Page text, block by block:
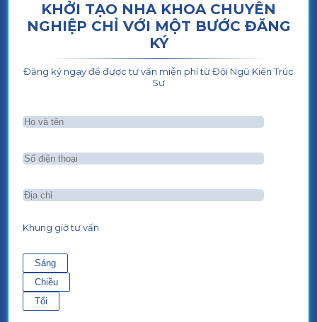
KHỞI TẠO NHA KHOA CHUYÊN
NGHIỆP CHỈ VỚI MỘT BƯỚC ĐĂNG
KÝ
Đăng ký ngay để được tư vấn miễn phí từ Đội Ngũ Kiến Trúc
Sư
Khung giờ tư vấn
Sáng
Chiều
Tối